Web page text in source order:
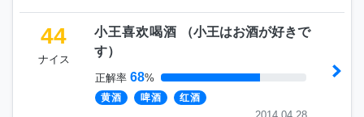
44
ナイス
小王喜欢喝酒 （小王はお酒が好きで
す）
正解率 68%
黄酒 啤酒 红酒